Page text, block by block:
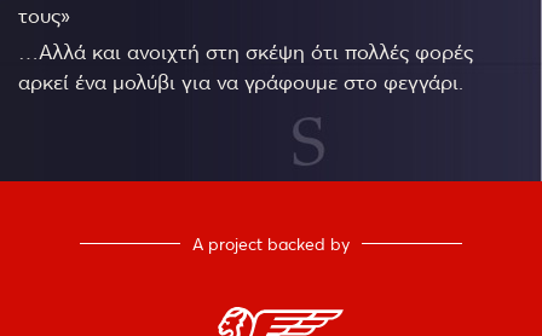
τους»
…Αλλά και ανοιχτή στη σκέψη ότι πολλές φορές
αρκεί ένα μολύβι για να γράφουμε στο φεγγάρι.
A project backed by